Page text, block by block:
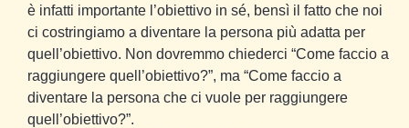
è infatti importante l’obiettivo in sé, bensì il fatto che noi
ci costringiamo a diventare la persona più adatta per
quell’obiettivo. Non dovremmo chiederci “Come faccio a
raggiungere quell’obiettivo?”, ma “Come faccio a
diventare la persona che ci vuole per raggiungere
quell’obiettivo?”.